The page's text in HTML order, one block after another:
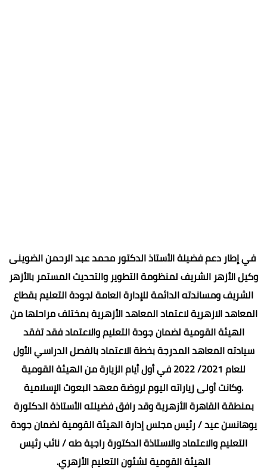
في إطار دعم فضيلة الأستاذ الدكتور محمد عبد الرحمن الضوينى
وكيل الأزهر الشريف لمنظومة التطوير والتحديث المستمر بالأزهر
الشريف ومساندته الدائمة للإدارة العامة لجودة التعليم بقطاع
المعاهد الازهرية لاعتماد المعاهد الأزهرية بمختلف مراحلها من
الهيئة القومية لضمان جودة التعليم والاعتماد فقد تفقد
سيادته المعاهد المدرجة بخطة الاعتماد بالفصل الدراسي الأول
للعام 2021/ 2022 في أول أيام الزيارة من الهيئة القومية
.وكانت أولى زياراته اليوم لروضة معهد البعوث الإسلامية
بمنطقة القاهرة الأزهرية وقد رافق فضيلته الأستاذة الدكتورة
يوهانسن عيد / رئيس مجلس إدارة الهيئة القومية لضمان جودة
التعليم والاعتماد والاستاذة الدكتورة راجية طه / نائب رئيس
الهيئة القومية لشئون التعليم الأزهري.